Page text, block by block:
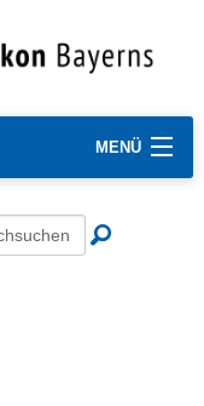
MENÜ